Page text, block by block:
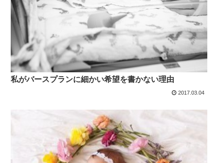
私がバースプランに細かい希望を書かない理由
2017.03.04